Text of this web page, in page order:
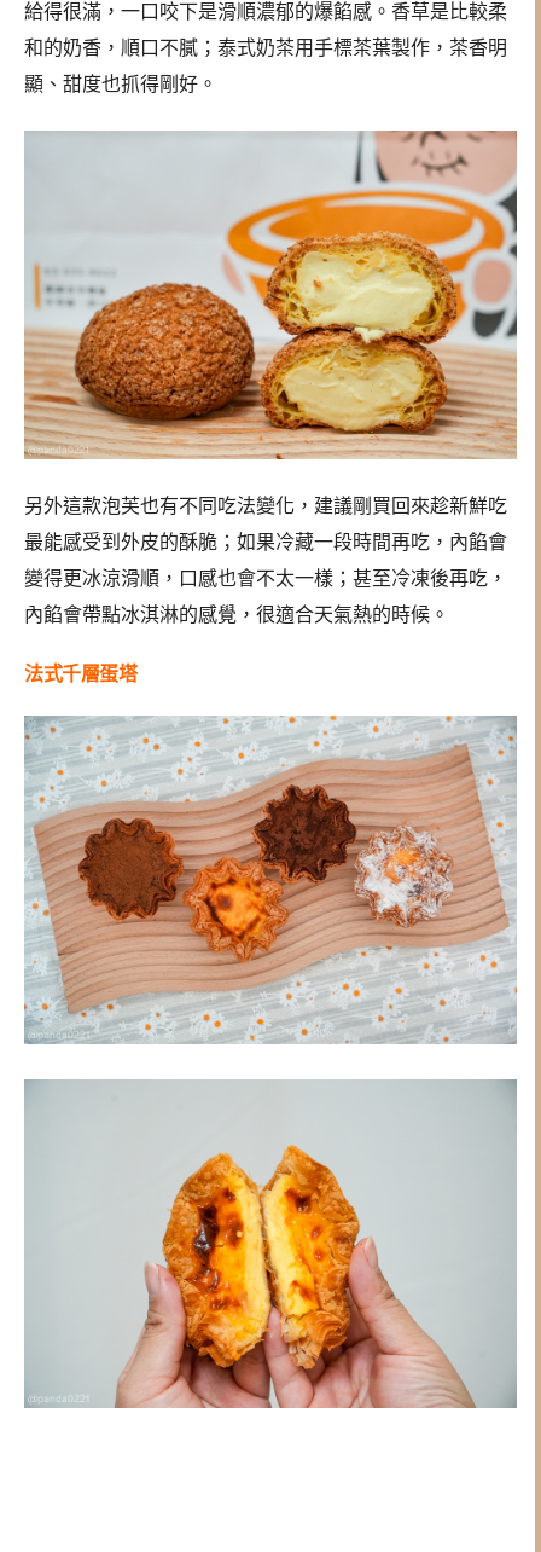
給得很滿，一口咬下是滑順濃郁的爆餡感。香草是比較柔
和的奶香，順口不膩；泰式奶茶用手標茶葉製作，茶香明
顯、甜度也抓得剛好。
另外這款泡芙也有不同吃法變化，建議剛買回來趁新鮮吃
最能感受到外皮的酥脆；如果冷藏一段時間再吃，內餡會
變得更冰涼滑順，口感也會不太一樣；甚至冷凍後再吃，
內餡會帶點冰淇淋的感覺，很適合天氣熱的時候。
法式千層蛋塔